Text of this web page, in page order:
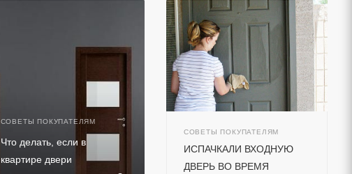
СОВЕТЫ ПОКУПАТЕЛЯМ
Что делать, если в
квартире двери
СОВЕТЫ ПОКУПАТЕЛЯМ
ИСПАЧКАЛИ ВХОДНУЮ
ДВЕРЬ ВО ВРЕМЯ